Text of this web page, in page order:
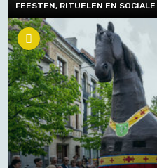
FEESTEN, RITUELEN EN